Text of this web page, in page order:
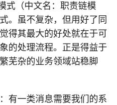
式（中文名：职责链模
。虽不复杂，但用好了同
得其最大的好处就在于可
的处理流程。正是得益于
芜杂的业务领域站稳脚
有一类消息需要我们的系